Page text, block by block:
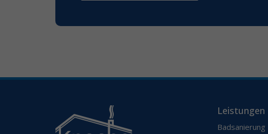
Leistungen
Badsanierung